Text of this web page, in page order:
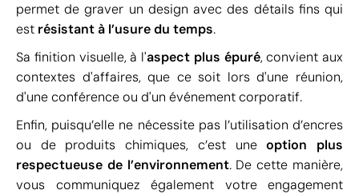
permet de graver un design avec des détails fins qui
est résistant à l’usure du temps.
Sa finition visuelle, à l'aspect plus épuré, convient aux
contextes d'affaires, que ce soit lors d'une réunion,
d'une conférence ou d'un événement corporatif.
Enfin, puisqu’elle ne nécessite pas l’utilisation d’encres
ou de produits chimiques, c’est uneoption plus
respectueuse de l’environnement. De cette manière,
vous communiquez également votre engagement